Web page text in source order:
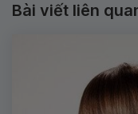
Bài viết liên